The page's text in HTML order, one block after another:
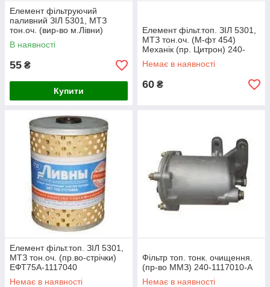
Елемент фільтруючий
паливний ЗІЛ 5301, МТЗ
тон.оч. (вир-во м.Лівни)
ЭФТ75А-1117040А
В наявності
55 ₴
Купити
Елемент фільт.топ. ЗІЛ 5301,
МТЗ тон.оч. (М-фт 454)
Механік (пр. Цитрон) 240-
1117030
Немає в наявності
60 ₴
Елемент фільт.топ. ЗІЛ 5301,
МТЗ тон.оч. (пр.во-стрічки)
ЕФТ75А-1117040
Немає в наявності
Фільтр топ. тонк. очищення.
(пр-во ММЗ) 240-1117010-А
Немає в наявності